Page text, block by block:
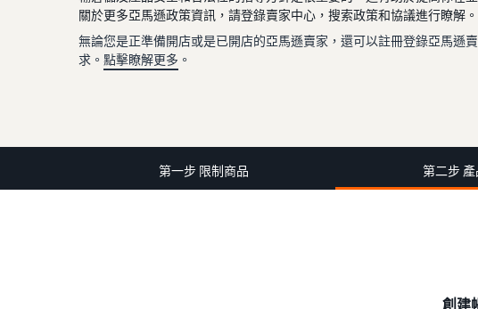
關於更多亞馬遜政策資訊，請登錄賣家中心，搜索政策和協議進行瞭解。
無論您是正準備開店或是已開店的亞馬遜賣家，還可以註冊登錄亞馬遜
求。 點擊瞭解更多 。
第一步 限制商品 第二步
創建